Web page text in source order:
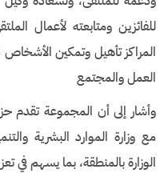
للفائزين ومتابعته لأعمال
المراكز تأهيل وتمكين
العمل والمجتمع
وأشار إلى أن المجموعة تقدم
مع وزارة الموارد البشرية
الوزارة بالمنطقة، بما يسهم في